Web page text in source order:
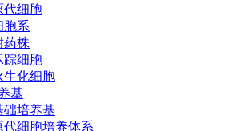
代细胞
胞系
药株
踪细胞
生化细胞
基
础培养基
代细胞培养体系